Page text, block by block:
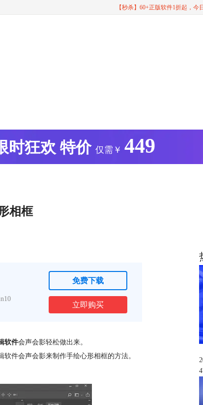
【秒杀】60+正版软件1折起，今
时狂欢 特价 仅需￥ 449
相框
免费下载
立即购买
软件会声会影轻松做出来。
件会声会影来制作手绘心形相框的方法。